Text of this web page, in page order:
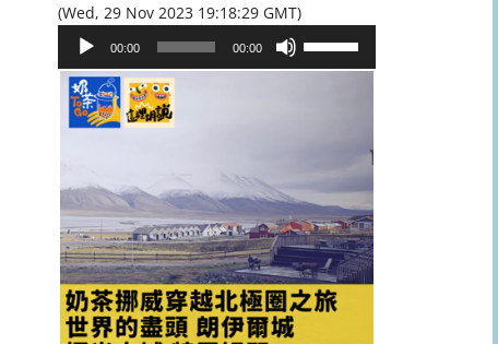
(Wed, 29 Nov 2023 19:18:29 GMT)
播
放
00:00 00:00
以
提
高
或
降